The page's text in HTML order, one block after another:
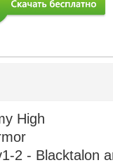
High
2 - Blacktalon